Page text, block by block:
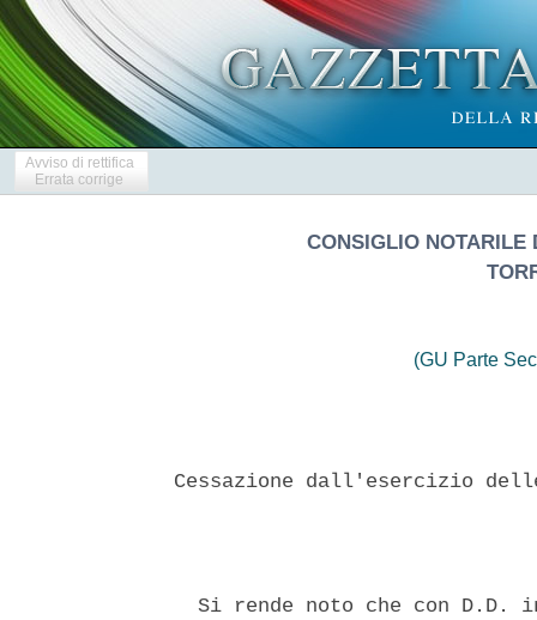
Avviso di rettifica
Errata corrige
CONSIGLIO NOTARILE
(GU Parte
Cessazione dall'esercizio
Si rende noto che con D.D.